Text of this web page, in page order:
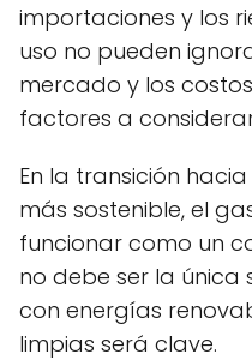
importaciones y los
uso no pueden
mercado y los
factores a
En la transición
más sostenible, el
funcionar como un
no debe ser la única
con energías
limpias será clave.